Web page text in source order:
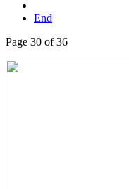
End
Page 30 of 36